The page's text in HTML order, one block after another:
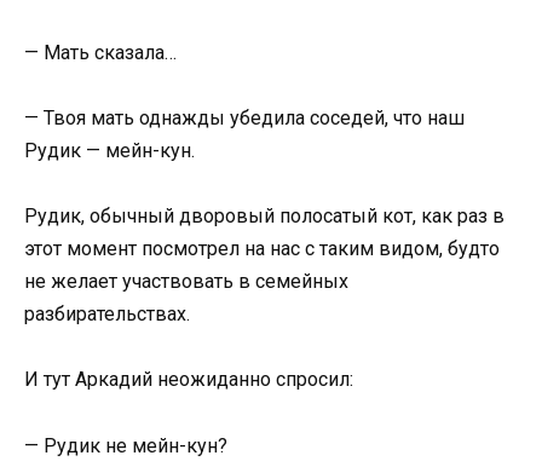
— Мать сказала…
— Твоя мать однажды убедила соседей, что наш
Рудик — мейн-кун.
Рудик, обычный дворовый полосатый кот, как раз в
этот момент посмотрел на нас с таким видом, будто
не желает участвовать в семейных
разбирательствах.
И тут Аркадий неожиданно спросил:
— Рудик не мейн-кун?